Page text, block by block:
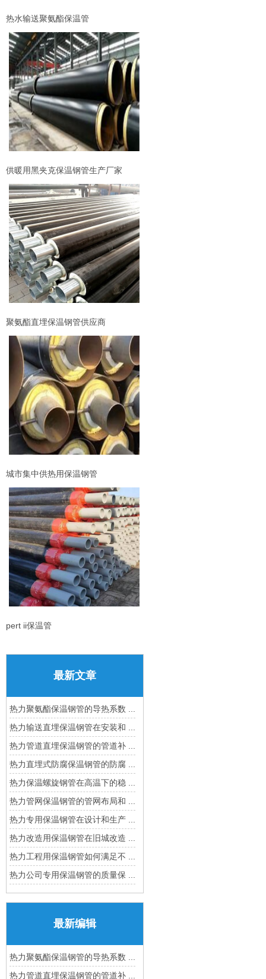
热水输送聚氨酯保温管
供暖用黑夹克保温钢管生产厂家
聚氨酯直埋保温钢管供应商
城市集中供热用保温钢管
pert ii保温管
最新文章
热力聚氨酯保温钢管的导热系数 ...
热力输送直埋保温钢管在安装和 ...
热力管道直埋保温钢管的管道补 ...
热力直埋式防腐保温钢管的防腐 ...
热力保温螺旋钢管在高温下的稳 ...
热力管网保温钢管的管网布局和 ...
热力专用保温钢管在设计和生产 ...
热力改造用保温钢管在旧城改造 ...
热力工程用保温钢管如何满足不 ...
热力公司专用保温钢管的质量保 ...
最新编辑
热力聚氨酯保温钢管的导热系数 ...
热力管道直埋保温钢管的管道补 ...